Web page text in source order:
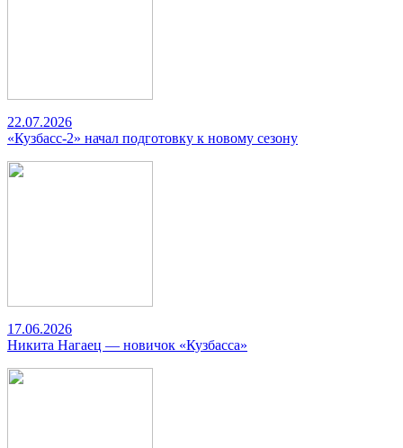
22.07.2026
«Кузбасс-2» начал подготовку к новому сезону
17.06.2026
Никита Нагаец — новичок «Кузбасса»